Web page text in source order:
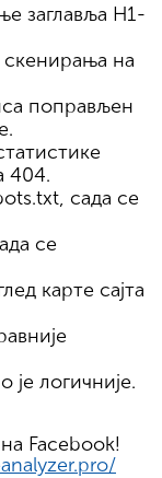
заглавља H1-
скенирања на
поправљен
404.
сада се
се
карте сајта
логичније.
Facebook!